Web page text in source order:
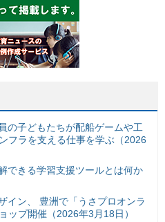
の子どもたちが配船ゲームや工
フラを支える仕事を学ぶ（2026
できる学習支援ツールとは何か
イン、 豊洲で「うさプロオンラ
ップ開催（2026年3月18日）